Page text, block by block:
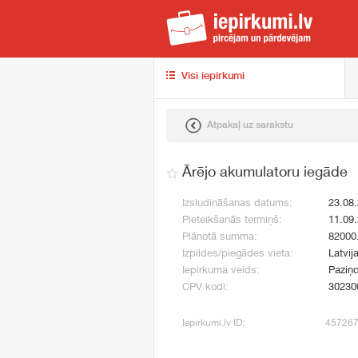
Visi iepirkumi
Atpakaļ uz sarakstu
Ārējo akumulatoru iegāde
Izsludināšanas datums:
Pieteikšanās termiņš:
Plānotā summa:
Izpildes/piegādes vieta:
Latvija
Iepirkuma veids:
CPV kodi:
Iepirkumi.lv ID: